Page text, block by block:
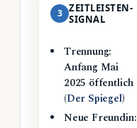
3 ZEITLEISTEN-
SIGNAL
Trennung:
Anfang Mai
2025 öffentlich
(Der Spiegel)
Neue Freundin: